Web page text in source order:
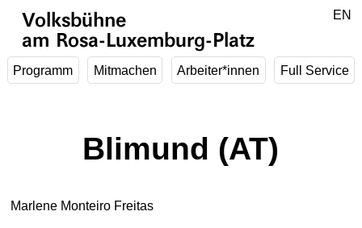
Volksbühne
am Rosa-Luxemburg-Platz
Programm Mitmachen Arbeiter*innen Full Service
DE
EN
Blimund (AT)
Marlene Monteiro Freitas